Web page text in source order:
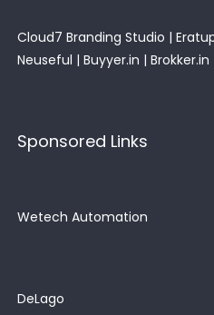
Cloud7 Branding Studio |
Neuseful | Buyyer.in | Brokker.in
Sponsored Links
Wetech Automation
DeLago